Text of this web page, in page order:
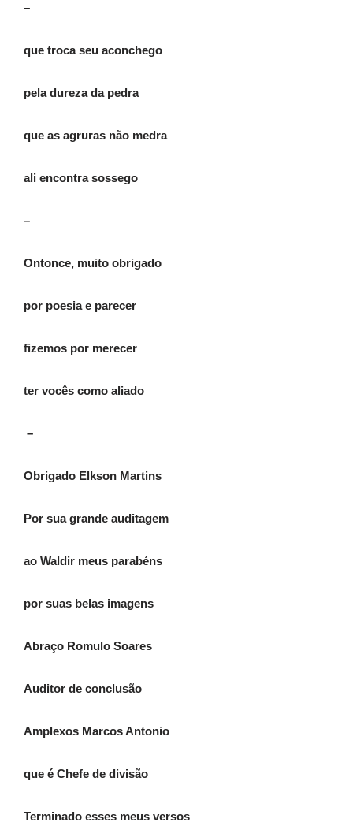
–
que troca seu aconchego
pela dureza da pedra
que as agruras não medra
ali encontra sossego
–
Ontonce, muito obrigado
por poesia e parecer
fizemos por merecer
ter vocês como aliado
–
Obrigado Elkson Martins
Por sua grande auditagem
ao Waldir meus parabéns
por suas belas imagens
Abraço Romulo Soares
Auditor de conclusão
Amplexos Marcos Antonio
que é Chefe de divisão
Terminado esses meus versos